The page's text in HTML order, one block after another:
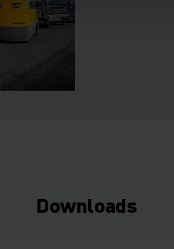
Downloads